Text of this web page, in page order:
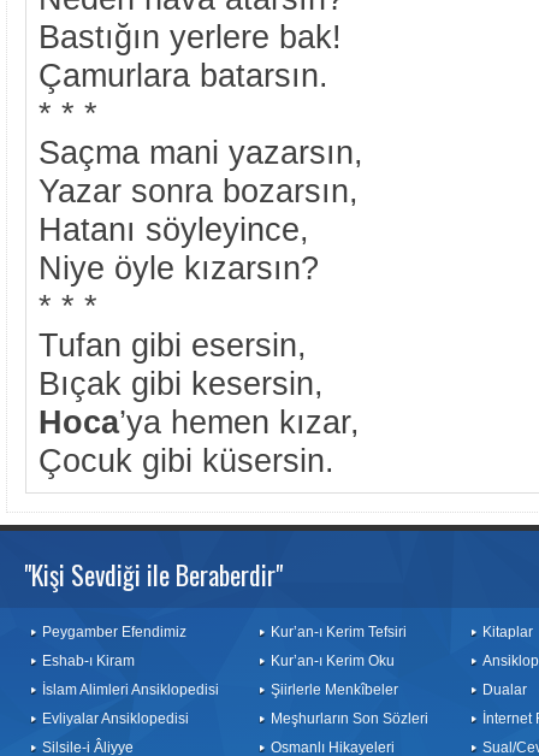
Bastığın yerlere bak!
Çamurlara batarsın.
* * *
Saçma mani yazarsın,
Yazar sonra bozarsın,
Hatanı söyleyince,
Niye öyle kızarsın?
* * *
Tufan gibi esersin,
Bıçak gibi kesersin,
Hoca’ya hemen kızar,
Çocuk gibi küsersin.
"Kişi Sevdiği ile Beraberdir"
Peygamber Efendimiz
Eshab-ı Kiram
İslam Alimleri Ansiklopedisi
Evliyalar Ansiklopedisi
Silsile-i Âliyye
Kur’an-ı Kerim Tefsiri
Kur’an-ı Kerim Oku
Şiirlerle Menkîbeler
Meşhurların Son Sözleri
Osmanlı Hikayeleri
Kitaplar
Dualar
İnternet
Sual/